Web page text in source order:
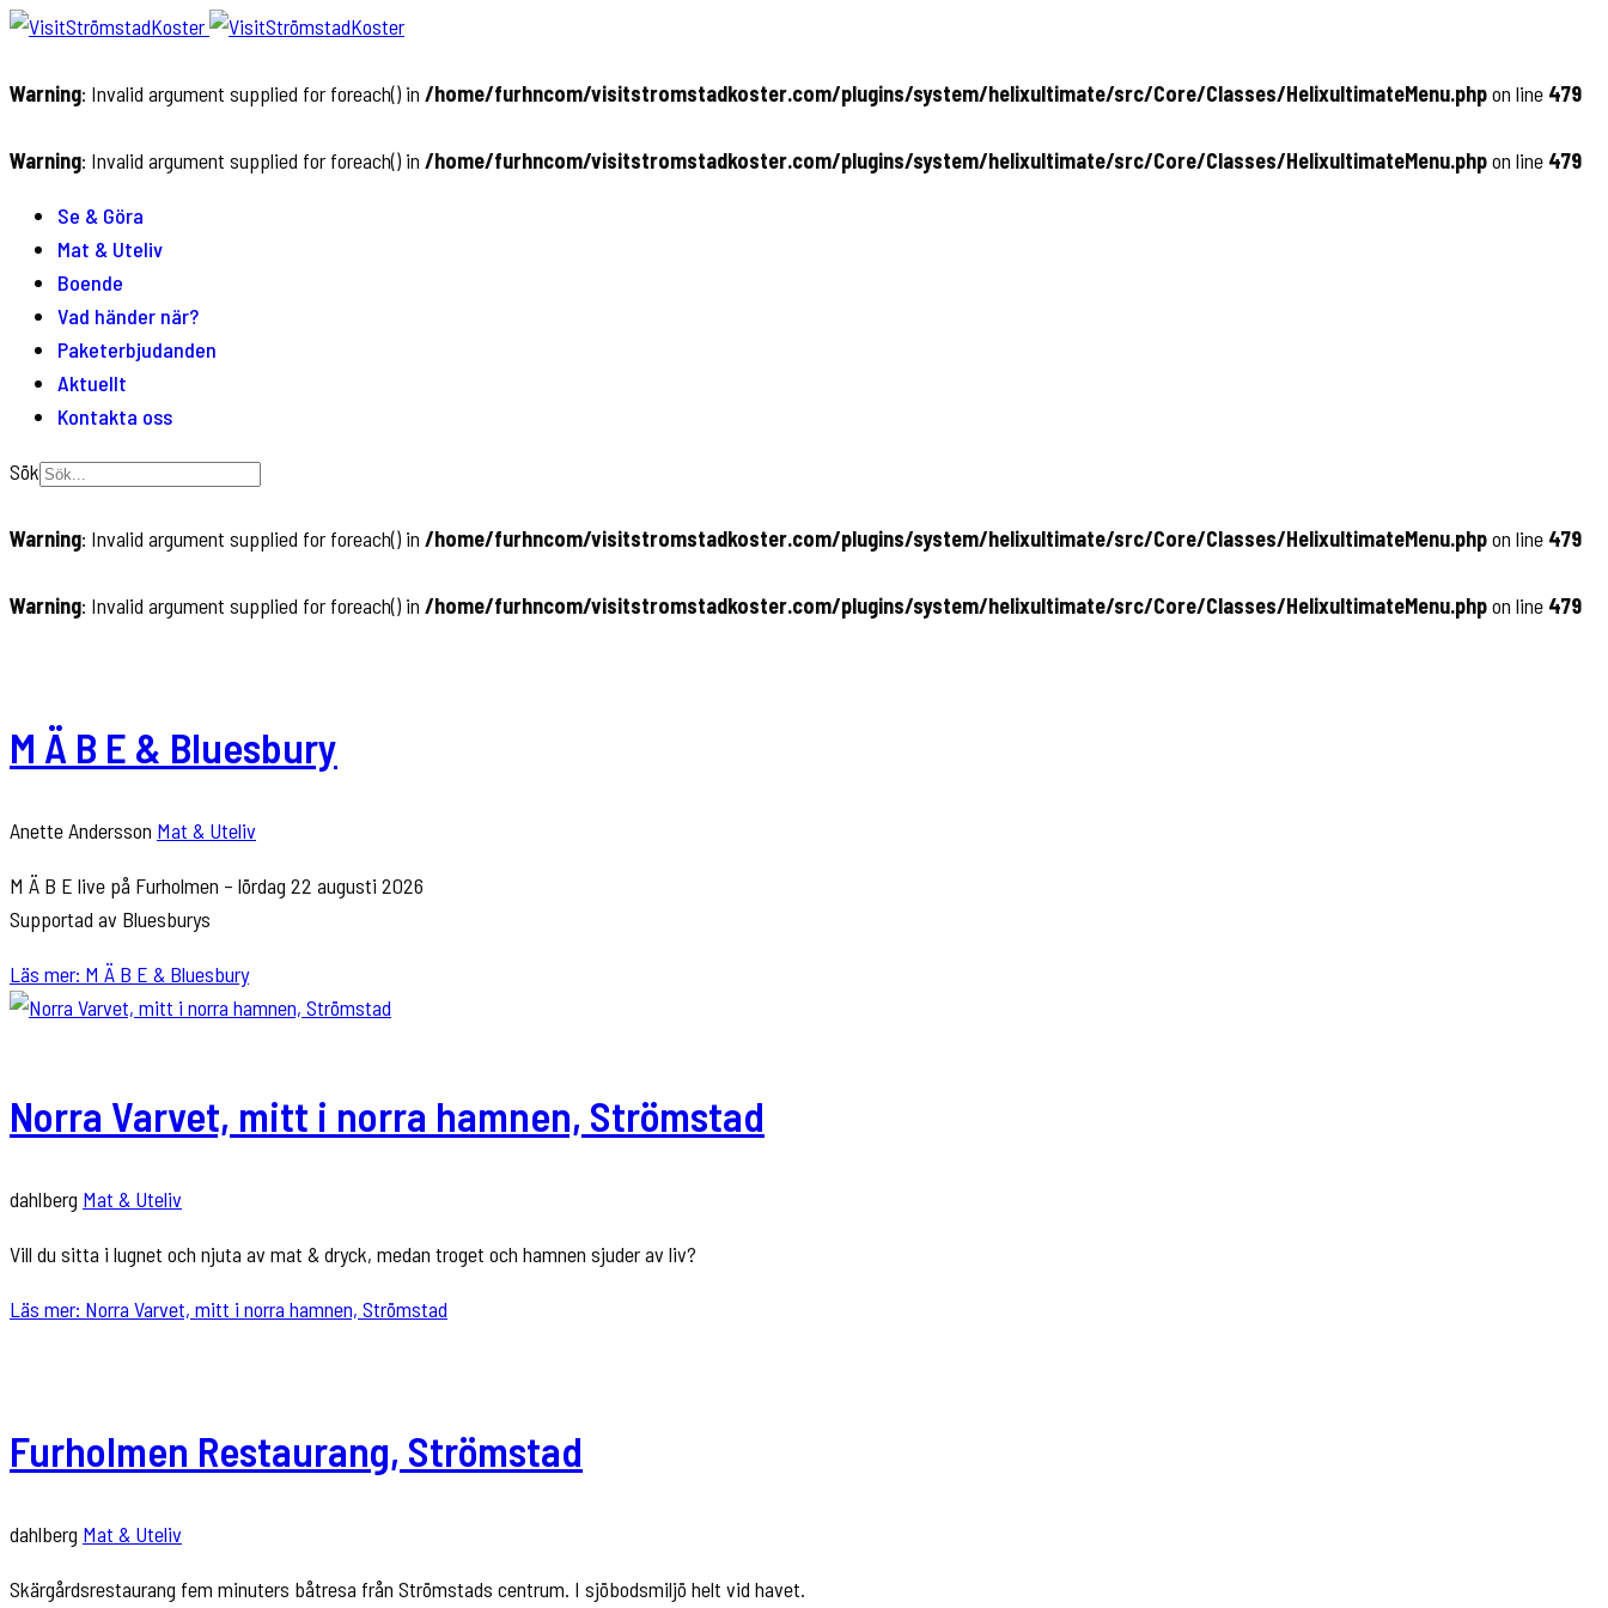
Warning: Invalid argument supplied for foreach() in /home/furhncom/visitstromstadkoster.com/plugins/system/helixultimate/src/Core/Classes/HelixultimateMenu.phpon line 479
Warning: Invalid argument supplied for foreach() in /home/furhncom/visitstromstadkoster.com/plugins/system/helixultimate/src/Core/Classes/HelixultimateMenu.phpon line 479
Se & Göra
Mat & Uteliv
Boende
Vad händer när?
Paketerbjudanden
Aktuellt
Kontakta oss
Sök
Warning: Invalid argument supplied for foreach() in /home/furhncom/visitstromstadkoster.com/plugins/system/helixultimate/src/Core/Classes/HelixultimateMenu.phpon line 479
Warning: Invalid argument supplied for foreach() in /home/furhncom/visitstromstadkoster.com/plugins/system/helixultimate/src/Core/Classes/HelixultimateMenu.phpon line 479
M Ä B E & Bluesbury
Anette Andersson Mat & Uteliv
M Ä B E live på Furholmen – lördag 22 augusti 2026
Supportad av Bluesburys
Läs mer: M Ä B E & Bluesbury
Norra Varvet, mitt i norra hamnen, Strömstad
dahlberg Mat & Uteliv
Vill du sitta i lugnet och njuta av mat & dryck, medan troget och hamnen sjuder av liv?
Läs mer: Norra Varvet, mitt i norra hamnen, Strömstad
Furholmen Restaurang, Strömstad
dahlberg Mat & Uteliv
Skärgårdsrestaurang fem minuters båtresa från Strömstads centrum. I sjöbodsmiljö helt vid havet.